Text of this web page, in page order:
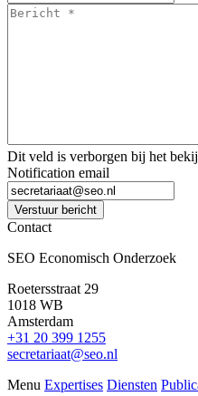
Bericht
Dit veld is verborgen bij het
Notification email
Verstuur bericht
Contact
SEO Economisch Onderzoek
Roetersstraat 29
1018 WB
Amsterdam
+31 20 399 1255
secretariaat@seo.nl
Menu Expertises Diensten